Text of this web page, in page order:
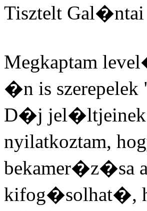
Tisztelt
Megkaptam
�n is szerepelek
D�j
nyilatkoztam,
bekamer�z�sa
kifog�solhat�,